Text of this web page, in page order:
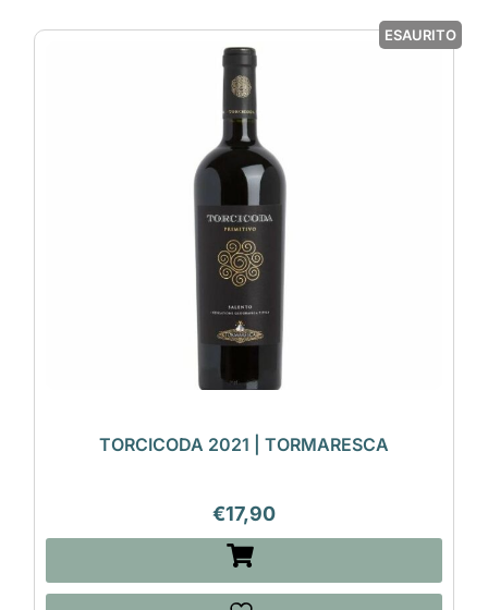
ESAURITO
TORCICODA 2021 | TORMARESCA
€17,90